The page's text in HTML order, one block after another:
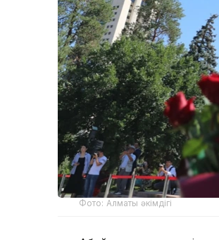
Фото: Алматы әкімдігі